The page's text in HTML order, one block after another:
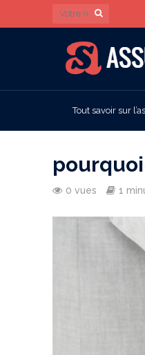
Tout savoir sur
0 vues 1